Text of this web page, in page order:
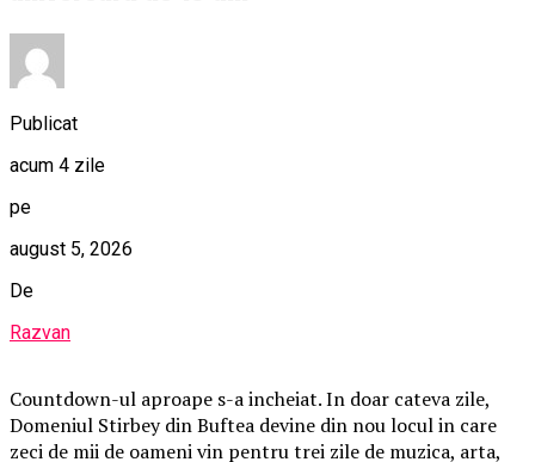
Publicat
acum 4 zile
pe
august 5, 2026
De
Razvan
Countdown-ul aproape s-a incheiat. In doar cateva zile,
Domeniul Stirbey din Buftea devine din nou locul in care
zeci de mii de oameni vin pentru trei zile de muzica, arta,